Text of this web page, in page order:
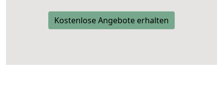
Kostenlose Angebote erhalten